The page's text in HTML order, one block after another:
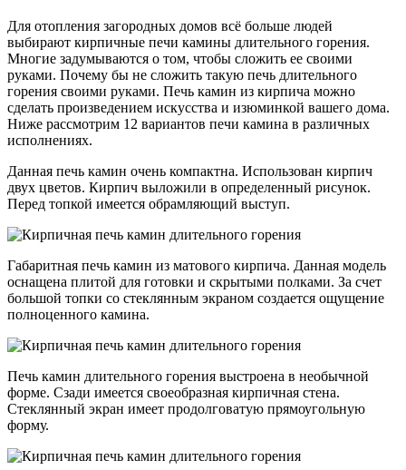
Для отопления загородных домов всё больше людей
выбирают кирпичные печи камины длительного горения.
Многие задумываются о том, чтобы сложить ее своими
руками. Почему бы не сложить такую печь длительного
горения своими руками. Печь камин из кирпича можно
сделать произведением искусства и изюминкой вашего дома.
Ниже рассмотрим 12 вариантов печи камина в различных
исполнениях.
Данная печь камин очень компактна. Использован кирпич
двух цветов. Кирпич выложили в определенный рисунок.
Перед топкой имеется обрамляющий выступ.
Габаритная печь камин из матового кирпича. Данная модель
оснащена плитой для готовки и скрытыми полками. За счет
большой топки со стеклянным экраном создается ощущение
полноценного камина.
Печь камин длительного горения выстроена в необычной
форме. Сзади имеется своеобразная кирпичная стена.
Стеклянный экран имеет продолговатую прямоугольную
форму.